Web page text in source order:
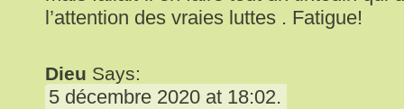
l’attention des vraies luttes . Fatigue!
Dieu Says:
5 décembre 2020 at 18:02.